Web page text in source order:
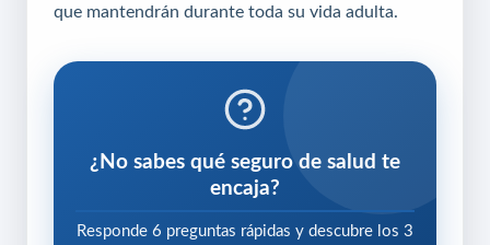
que mantendrán durante toda su vida adulta.
¿No sabes qué seguro de salud te
encaja?
Responde 6 preguntas rápidas y descubre los 3